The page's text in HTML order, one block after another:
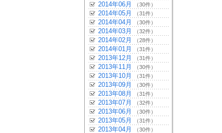
2014年06月 （30件）
2014年05月 （31件）
2014年04月 （30件）
2014年03月 （32件）
2014年02月 （28件）
2014年01月 （31件）
2013年12月 （31件）
2013年11月 （30件）
2013年10月 （31件）
2013年09月 （30件）
2013年08月 （31件）
2013年07月 （32件）
2013年06月 （30件）
2013年05月 （31件）
2013年04月 （30件）